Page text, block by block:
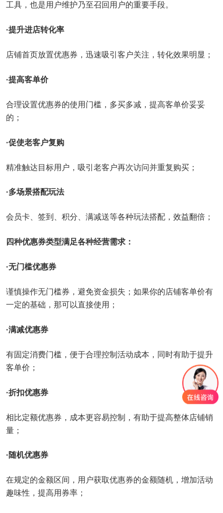
工具，也是用户维护乃至召回用户的重要手段。
·提升进店转化率
店铺首页放置优惠券，迅速吸引客户关注，转化效果明显；
·提高客单价
合理设置优惠券的使用门槛，多买多减，提高客单价妥妥
的；
·促使老客户复购
精准触达目标用户，吸引老客户再次访问并重复购买；
·多场景搭配玩法
会员卡、签到、积分、满减送等各种玩法搭配，效益翻倍；
四种优惠券类型满足各种经营需求：
·无门槛优惠券
谨慎操作无门槛券，避免资金损失；如果你的店铺客单价有
一定的基础，那可以直接使用；
·满减优惠券
有固定消费门槛，便于合理控制活动成本，同时有助于提升
客单价；
·折扣优惠券
相比定额优惠券，成本更容易控制，有助于提高整体店铺销
量；
·随机优惠券
在规定的金额区间，用户获取优惠券的金额随机，增加活动
趣味性，提高用券率；